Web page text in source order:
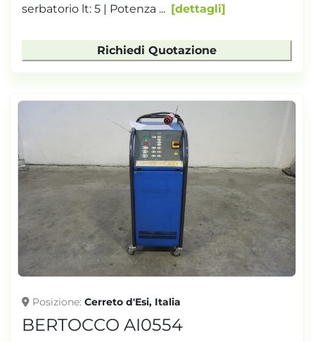
serbatorio lt: 5 | Potenza ...
dettagli
Richiedi Quotazione
Posizione Cerreto d'Esi, Italia
BERTOCCO AI0554